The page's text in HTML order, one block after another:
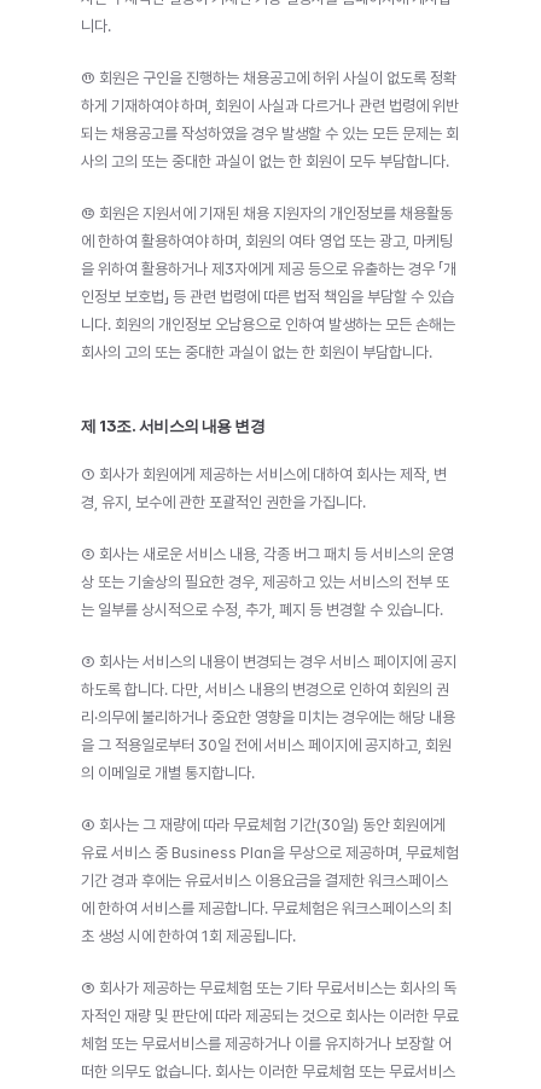
니다.
⑪ 회원은 구인을 진행하는 채용공고에 허위 사실이 없도록 정확
하게 기재하여야 하며, 회원이 사실과 다르거나 관련 법령에 위반
되는 채용공고를 작성하였을 경우 발생할 수 있는 모든 문제는 회
사의 고의 또는 중대한 과실이 없는 한 회원이 모두 부담합니다.
⑫ 회원은 지원서에 기재된 채용 지원자의 개인정보를 채용활동
에 한하여 활용하여야 하며, 회원의 여타 영업 또는 광고, 마케팅
을 위하여 활용하거나 제3자에게 제공 등으로 유출하는 경우 「개
인정보 보호법」 등 관련 법령에 따른 법적 책임을 부담할 수 있습
니다. 회원의 개인정보 오남용으로 인하여 발생하는 모든 손해는
회사의 고의 또는 중대한 과실이 없는 한 회원이 부담합니다.
제 13조. 서비스의 내용 변경
① 회사가 회원에게 제공하는 서비스에 대하여 회사는 제작, 변
경, 유지, 보수에 관한 포괄적인 권한을 가집니다.
② 회사는 새로운 서비스 내용, 각종 버그 패치 등 서비스의 운영
상 또는 기술상의 필요한 경우, 제공하고 있는 서비스의 전부 또
는 일부를 상시적으로 수정, 추가, 폐지 등 변경할 수 있습니다.
③ 회사는 서비스의 내용이 변경되는 경우 서비스 페이지에 공지
하도록 합니다. 다만, 서비스 내용의 변경으로 인하여 회원의 권
리·의무에 불리하거나 중요한 영향을 미치는 경우에는 해당 내용
을 그 적용일로부터 30일 전에 서비스 페이지에 공지하고, 회원
의 이메일로 개별 통지합니다.
④ 회사는 그 재량에 따라 무료체험 기간(30일) 동안 회원에게
유료 서비스 중 Business Plan을 무상으로 제공하며, 무료체험
기간 경과 후에는 유료서비스 이용요금을 결제한 워크스페이스
에 한하여 서비스를 제공합니다. 무료체험은 워크스페이스의 최
초 생성 시에 한하여 1회 제공됩니다.
⑤ 회사가 제공하는 무료체험 또는 기타 무료서비스는 회사의 독
자적인 재량 및 판단에 따라 제공되는 것으로 회사는 이러한 무료
체험 또는 무료서비스를 제공하거나 이를 유지하거나 보장할 어
떠한 의무도 없습니다. 회사는 이러한 무료체험 또는 무료서비스